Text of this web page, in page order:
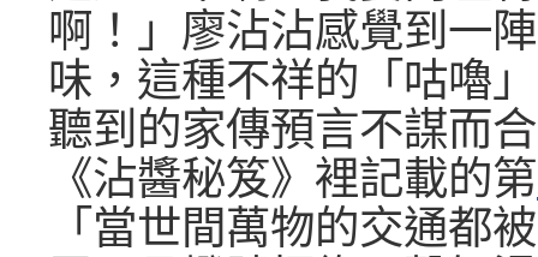
啊！」廖沾沾感覺到一
味，這種不祥的「咕嚕
聽到的家傳預言不謀而
《沾醬秘笈》裡記載的第
「當世間萬物的交通都